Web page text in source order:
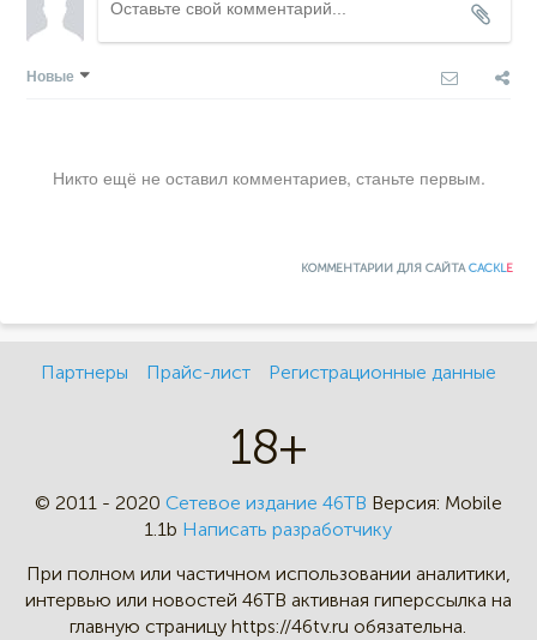
Новые
Никто ещё не оставил комментариев, станьте первым.
КОММЕНТАРИИ ДЛЯ САЙТАCACKLE
Партнеры Прайс-лист Регистрационные данные
18+
© 2011 - 2020 Сетевое издание 46ТВ Версия: Mobile
1.1b Написать разработчику
При полном или частичном использовании аналитики,
интервью или новостей 46TB активная гиперссылка на
главную страницу https://46tv.ru обязательна.